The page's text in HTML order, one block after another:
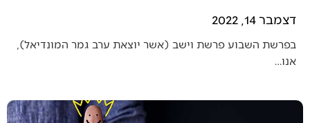
דצמבר 14, 2022
בפרשת השבוע פרשת וישב (אשר יוצאת ערב גמר המונדיאל),
אנו…